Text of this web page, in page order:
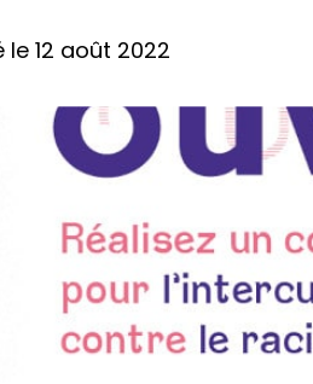
le 12 août 2022